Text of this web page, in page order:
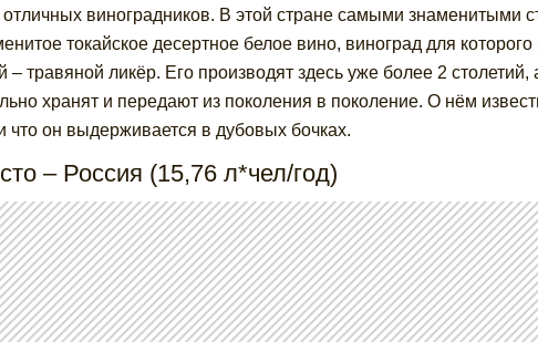
отличных виноградников. В этой стране самыми знаменитыми
токайское десертное белое вино, виноград для
– травяной ликёр. Его производят здесь уже более 2
хранят и передают из поколения в поколение. О нём
что он выдерживается в дубовых бочках.
– Россия (15,76 л*чел/год)